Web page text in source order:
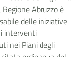
Abruzzo è
delle iniziative
interventi
nei Piani degli